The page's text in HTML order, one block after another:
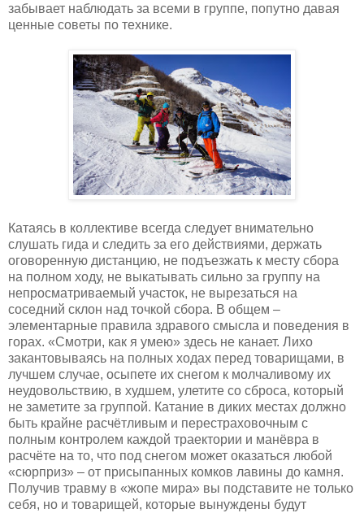
забывает наблюдать за всеми в группе, попутно давая
ценные советы по технике.
Катаясь в коллективе всегда следует внимательно
слушать гида и следить за его действиями, держать
оговоренную дистанцию, не подъезжать к месту сбора
на полном ходу, не выкатывать сильно за группу на
непросматриваемый участок, не вырезаться на
соседний склон над точкой сбора. В общем –
элементарные правила здравого смысла и поведения в
горах. «Смотри, как я умею» здесь не канает. Лихо
закантовываясь на полных ходах перед товарищами, в
лучшем случае, осыпете их снегом к молчаливому их
неудовольствию, в худшем, улетите со сброса, который
не заметите за группой. Катание в диких местах должно
быть крайне расчётливым и перестраховочным с
полным контролем каждой траектории и манёвра в
расчёте на то, что под снегом может оказаться любой
«сюрприз» – от присыпанных комков лавины до камня.
Получив травму в «жопе мира» вы подставите не только
себя, но и товарищей, которые вынуждены будут